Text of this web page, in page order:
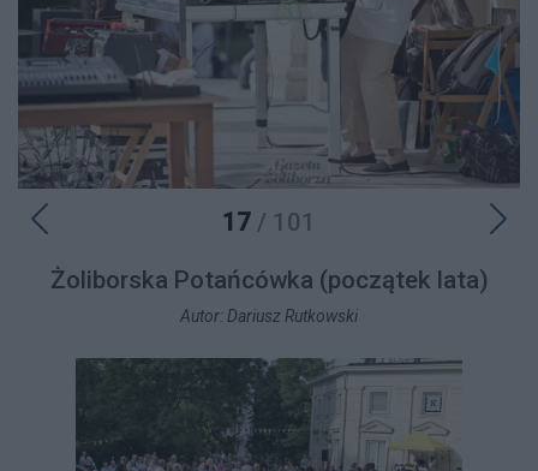
17 / 101
Żoliborska Potańcówka (początek lata)
Autor: Dariusz Rutkowski